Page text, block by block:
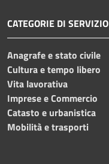
CATEGORIE DI SERVIZIO
Anagrafe e stato civile
Cultura e tempo libero
Vita lavorativa
Imprese e Commercio
Catasto e urbanistica
Mobilità e trasporti